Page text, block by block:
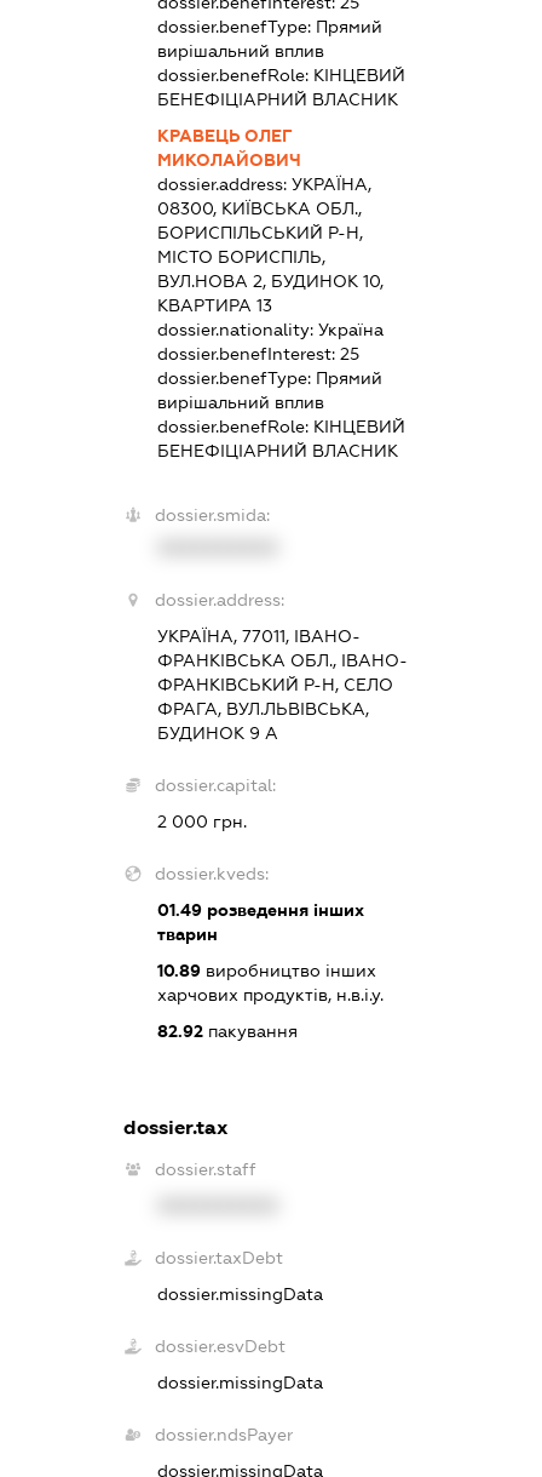
dossier.benefType: Прямий
вирішальний вплив
dossier.benefRole: КІНЦЕВИЙ
БЕНЕФІЦІАРНИЙ ВЛАСНИК
КРАВЕЦЬ ОЛЕГ
МИКОЛАЙОВИЧ
dossier.address:УКРАЇНА,
08300, КИЇВСЬКА ОБЛ.,
БОРИСПІЛЬСЬКИЙ Р-Н,
МІСТО БОРИСПІЛЬ,
ВУЛ.НОВА 2, БУДИНОК 10,
КВАРТИРА 13
dossier.nationality:Україна
dossier.benefInterest:25
dossier.benefType: Прямий
вирішальний вплив
dossier.benefRole: КІНЦЕВИЙ
БЕНЕФІЦІАРНИЙ ВЛАСНИК
dossier.smida:
dossier.address:
УКРАЇНА, 77011, ІВАНО-
ФРАНКІВСЬКА ОБЛ., ІВАНО-
ФРАНКІВСЬКИЙ Р-Н, СЕЛО
ФРАГА, ВУЛ.ЛЬВІВСЬКА,
БУДИНОК 9 А
dossier.capital:
2 000 грн.
dossier.kveds:
01.49 розведення інших
тварин
10.89 виробництво інших
харчових продуктів, н.в.і.у.
82.92 пакування
dossier.tax
dossier.staff
dossier.taxDebt
dossier.missingData
dossier.esvDebt
dossier.missingData
dossier.ndsPayer
dossier.missingData